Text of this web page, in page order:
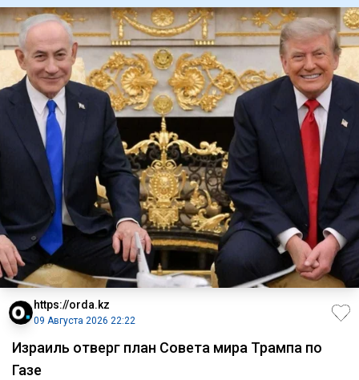
https://orda.kz
09 Августа 2026 22:22
Израиль отверг план Совета мира Трампа по
Газе